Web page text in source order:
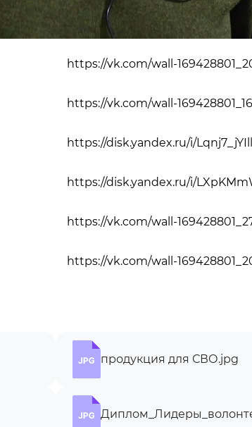
https://vk.com/wall-
https://vk.com/wall-
https://disk.yandex.ru/i/
https://disk.yandex.ru/i/
https://vk.com/wall-
https://vk.com/wall-
продукция для СВО.jpg